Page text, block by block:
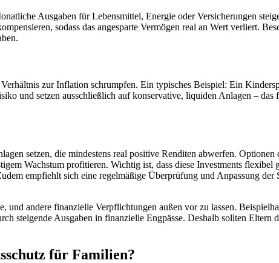
Ausgaben für Lebensmittel, Energie oder Versicherungen
sodass das angesparte Vermögen real an Wert verliert.
zur Inflation schrumpfen. Ein typisches Beispiel: Ein
und setzen ausschließlich auf konservative, liquiden Anlagen – das
setzen, die mindestens real positive Renditen abwerfen.
Wachstum profitieren. Wichtig ist, dass diese Investments flexibel
empfiehlt sich eine regelmäßige Überprüfung und Anpassung der
andere finanzielle Verpflichtungen außen vor zu lassen.
steigende Ausgaben in finanzielle Engpässe. Deshalb sollten Eltern
für Familien?